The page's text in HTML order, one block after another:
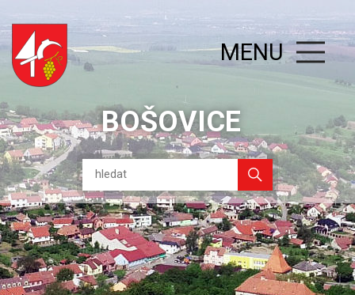
BOŠOVICE
MENU